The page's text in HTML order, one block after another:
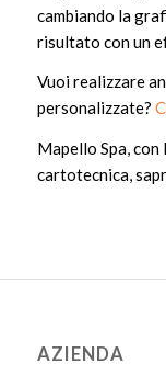
cambiando la
risultato con un
Vuoi realizzare
personalizzate?
Mapello Spa,
cartotecnica,
AZIENDA